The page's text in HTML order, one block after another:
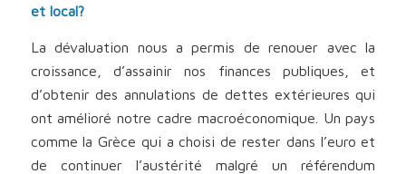
et local?
La dévaluation nous a permis de renouer avec la
croissance, d’assainir nos finances publiques, et
d’obtenir des annulations de dettes extérieures qui
ont amélioré notre cadre macroéconomique. Un pays
comme la Grèce qui a choisi de rester dans l’euro et
de continuer l’austérité malgré un référendum